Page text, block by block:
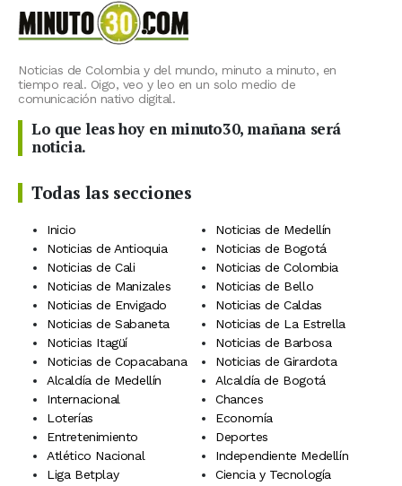
Noticias de Colombia y del mundo, minuto a minuto, en
tiempo real. Oigo, veo y leo en un solo medio de
comunicación nativo digital.
Lo que leas hoy en minuto30, mañana será
noticia.
Todas las secciones
Inicio
Noticias de Medellín
Noticias de Antioquia
Noticias de Bogotá
Noticias de Cali
Noticias de Colombia
Noticias de Manizales
Noticias de Bello
Noticias de Envigado
Noticias de Caldas
Noticias de Sabaneta
Noticias de La Estrella
Noticias Itagüí
Noticias de Barbosa
Noticias de Copacabana
Noticias de Girardota
Alcaldía de Medellín
Alcaldía de Bogotá
Internacional
Chances
Loterías
Economía
Entretenimiento
Deportes
Atlético Nacional
Independiente Medellín
Liga Betplay
Ciencia y Tecnología